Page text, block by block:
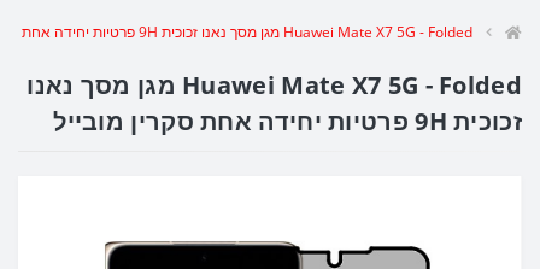
Huawei Mate X7 5G - Folded מגן מסך נאנו זכוכית 9H פרטיות יחידה אחת סקרין מובייל
Huawei Mate X7 5G - Folded מגן מסך נאנו
זכוכית 9H פרטיות יחידה אחת סקרין מובייל